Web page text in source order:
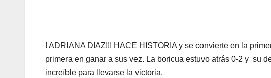
! ADRIANA DIAZ!!! HACE HISTORIA y se convierte en la
primera en ganar a sus vez. La boricua estuvo atrás 0-2 y su
increíble para llevarse la victoria.